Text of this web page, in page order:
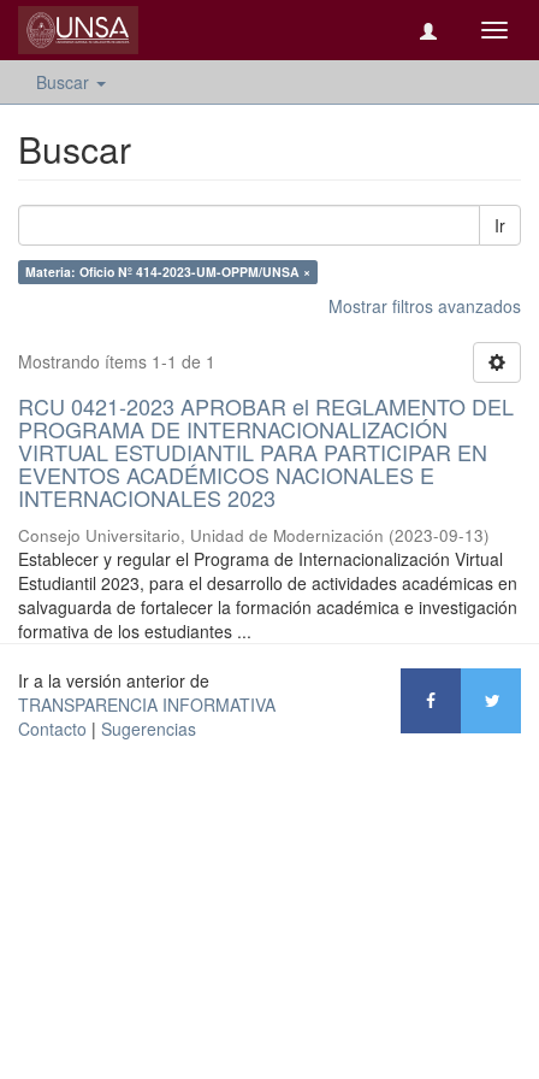
Buscar
Buscar
Ir
Materia: Oficio Nº 414-2023-UM-OPPM/UNSA ×
Mostrar filtros avanzados
Mostrando ítems 1-1 de 1
RCU 0421-2023 APROBAR el REGLAMENTO DEL
PROGRAMA DE INTERNACIONALIZACIÓN
VIRTUAL ESTUDIANTIL PARA PARTICIPAR EN
EVENTOS ACADÉMICOS NACIONALES E
INTERNACIONALES 2023
Consejo Universitario, Unidad de Modernización (2023-09-13)
Establecer y regular el Programa de Internacionalización Virtual
Estudiantil 2023, para el desarrollo de actividades académicas en
salvaguarda de fortalecer la formación académica e investigación
formativa de los estudiantes ...
Ir a la versión anterior de
TRANSPARENCIA INFORMATIVA
Contacto | Sugerencias